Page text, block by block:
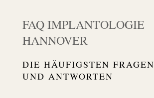
FAQ IMPLAN­TO­LOGIE
HANNOVER
DIE HÄUFIGSTEN FRAGEN
UND ANTWORTEN